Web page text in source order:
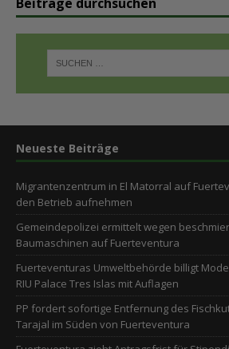
Neueste Beiträge
Migrantenzentrum in El Matorral auf
den Betrieb aufnehmen
Gemeindepolizei ermittelt wegen
Baumaschinen auf Fuerteventura
Fuerteventuras Umweltbehörde billigt
RIU Palace Tres Islas mit Auflagen
PP fordert sofortige Entfernung des
Tarajal im Süden von Fuerteventura